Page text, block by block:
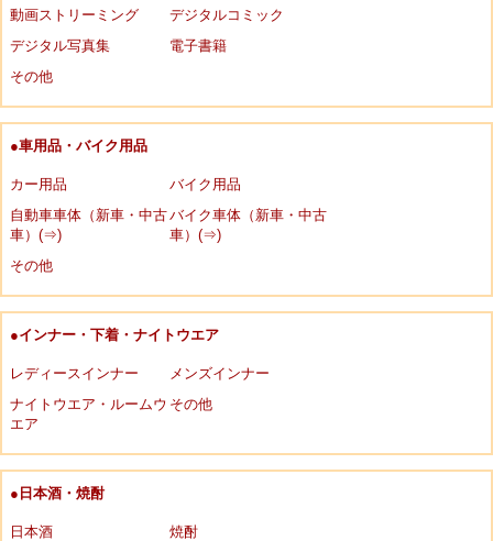
動画ストリーミング
デジタルコミック
デジタル写真集
電子書籍
その他
●車用品・バイク用品
カー用品
バイク用品
自動車車体（新車・中古
車）(⇒)
バイク車体（新車・中古
車）(⇒)
その他
●インナー・下着・ナイトウエア
レディースインナー
メンズインナー
ナイトウエア・ルームウ
エア
その他
●日本酒・焼酎
日本酒
焼酎